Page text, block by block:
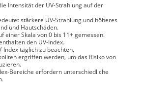
Intensität der UV-Strahlung auf der
stärkere UV-Strahlung und höheres
und Hautschäden.
einer Skala von 0 bis 11+ gemessen.
den UV-Index.
Index täglich zu beachten.
ergriffen werden, um das Risiko von
Bereiche erfordern unterschiedliche